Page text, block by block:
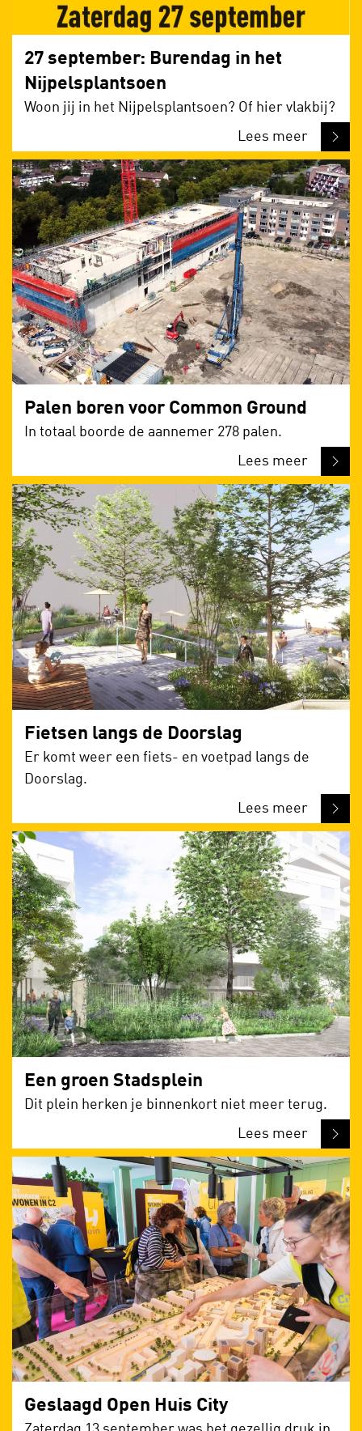
27 september: Burendag in het
Nijpelsplantsoen
Woon jij in het Nijpelsplantsoen? Of hier vlakbij?
Lees meer
Palen boren voor Common Ground
In totaal boorde de aannemer 278 palen.
Lees meer
Fietsen langs de Doorslag
Er komt weer een fiets- en voetpad langs de
Doorslag.
Lees meer
Een groen Stadsplein
Dit plein herken je binnenkort niet meer terug.
Lees meer
Geslaagd Open Huis City